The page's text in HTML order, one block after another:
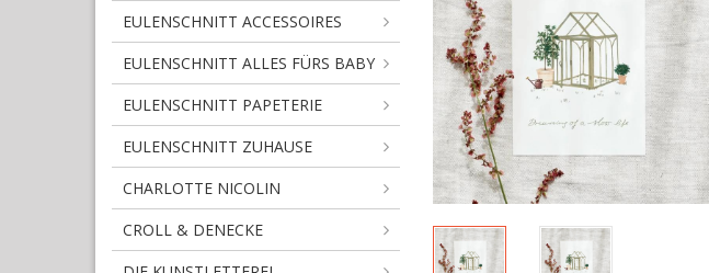
EULENSCHNITT ACCESSOIRES
EULENSCHNITT ALLES FÜRS BABY
EULENSCHNITT PAPETERIE
EULENSCHNITT ZUHAUSE
CHARLOTTE NICOLIN
CROLL & DENECKE